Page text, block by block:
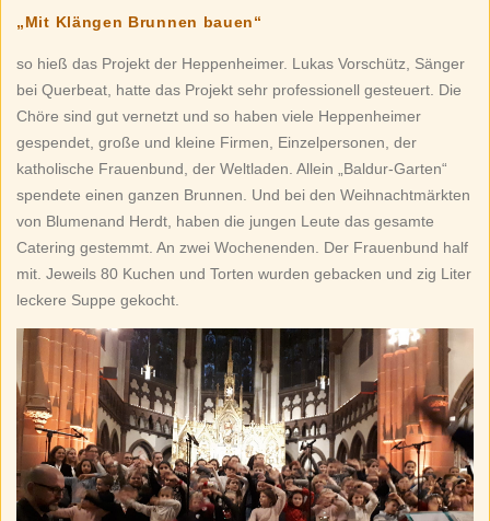
„Mit Klängen Brunnen bauen“
so hieß das Projekt der Heppenheimer. Lukas Vorschütz, Sänger
bei Querbeat, hatte das Projekt sehr professionell gesteuert. Die
Chöre sind gut vernetzt und so haben viele Heppenheimer
gespendet, große und kleine Firmen, Einzelpersonen, der
katholische Frauenbund, der Weltladen. Allein „Baldur-Garten“
spendete einen ganzen Brunnen. Und bei den Weihnachtmärkten
von Blumenand Herdt, haben die jungen Leute das gesamte
Catering gestemmt. An zwei Wochenenden. Der Frauenbund half
mit. Jeweils 80 Kuchen und Torten wurden gebacken und zig Liter
leckere Suppe gekocht.